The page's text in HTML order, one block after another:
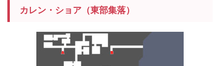
カレン・ショア（東部集落）